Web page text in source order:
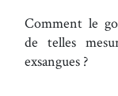
Comment le
de telles
exsangues ?